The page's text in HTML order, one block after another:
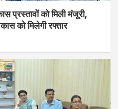
प्रस्तावों को मिली मंजूरी,
को मिलेगी रफ्तार